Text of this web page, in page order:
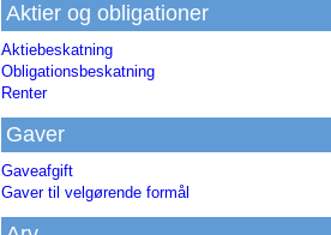
Aktier og obligationer
Aktiebeskatning
Obligationsbeskatning
Renter
Gaver
Gaveafgift
Gaver til velgørende formål